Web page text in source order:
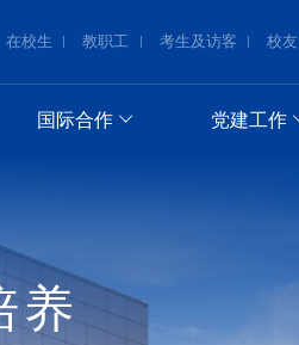
在校生 教职工 考生及访客 校友
国际合作 党建工作
养